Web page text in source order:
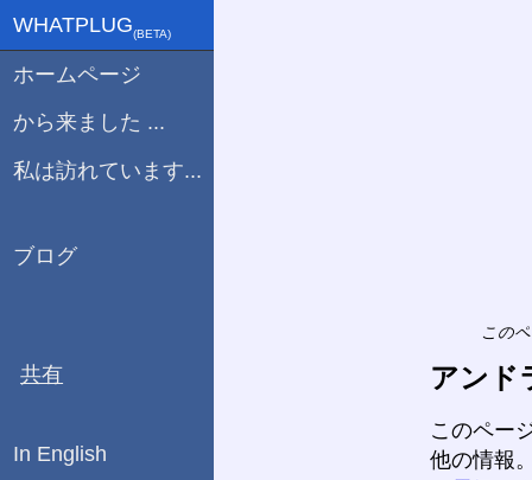
この
アンド
このペー
他の情報
WHATPLUG(ΒETA)
ホームページ
から来ました ...
私は訪れています...
ブログ
共有
In English